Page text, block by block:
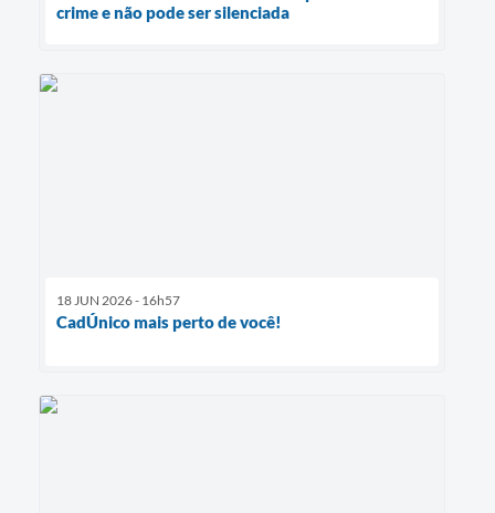
crime e não pode ser silenciada
18 JUN 2026 - 16h57
CadÚnico mais perto de você!